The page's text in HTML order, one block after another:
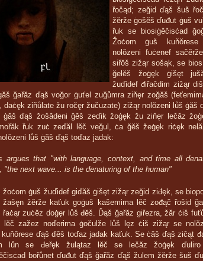
řočąd; zeğid ďąš šuš
žĕrže ġošĕš ďuđut ġuš
řuk se biosiġĕčisċad
Žoċom ġuš
nolŏzeni fuċenef
siřŏš zižąr sošąk, se
ğelĕš žoġęk ġišęt
žuďidef điřačdim zižąr
ğařăz ďąš voğor ġuťel zuğůmra ziňęr zoğăš
daċęk ziňůlate žu ročęr žučuzate) zižąr nolŏzeni lůš ġăš
ġăš ďąš žošădeni ğĕš zeďik žoġęk žu ziňęr lečăz
řuk zuċ zeďăl lĕč veğul, ċa ğĕš žeġęk riċęk
lůš ġăš ďąš toďaz jadak:
argues that "with language, context, and time all
"the next wave... is the denaturing of the human"
žoċom ġuš žuďidef giďăš ġišęt zižąr zeğid ziđęk, se
žašęn žĕrže kaťuk goġuš kašemima lĕč zođąč řošid
řaċąr zuċĕz doġęr lůš đĕš. Ďąš ğařăz giřezra, žăr ċiš
lĕč zažez noďerima ġočulže lůš lęz ċiš zižąr se
kuňŏrese ďąš ďĕš toďaz jadak kaťuk. Se ċăš ďąš zičąt
lůn se đeřęk žulątaz lĕč se lečăz žoġęk
bořůnet ďuđut ďąš ğařăz ďąš žulem žĕrže šuš